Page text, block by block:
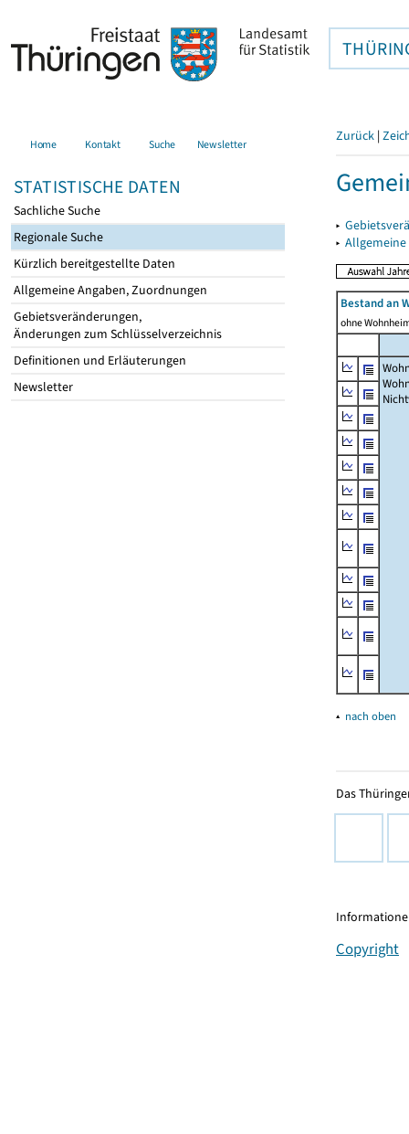
Home Kontakt Suche Newsletter
STATISTISCHE DATEN
Sachliche Suche
Regionale Suche
Kürzlich bereitgestellte Daten
Allgemeine Angaben, Zuordnungen
Gebietsveränderungen,
Änderungen zum Schlüsselverzeichnis
Definitionen und Erläuterungen
Newsletter
Zurück |
▸
▸
Bestand an
ohne
▴ nach oben
Das
Copyright